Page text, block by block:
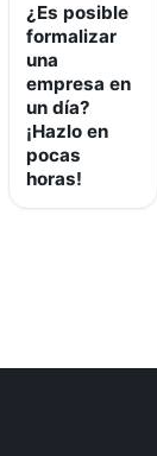
¿Es posible
formalizar
una
empresa en
un día?
¡Hazlo en
pocas
horas!